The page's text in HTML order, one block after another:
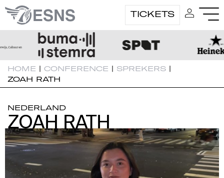
TICKETS
HOME | CONFERENCE | SPREKERS |
ZOAH RATH
NEDERLAND
ZOAH RATH
ZOAH RATH